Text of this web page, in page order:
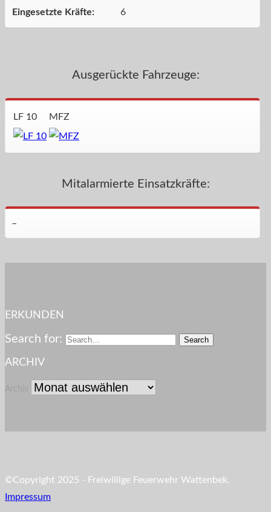
Eingesetzte Kräfte:
6
Ausgerückte Fahrzeuge:
LF 10 MFZ
Mitalarmierte Einsatzkräfte:
–
ERKUNDEN
Search for:
ARCHIV
©Copyright 2025 - Freiwillige Feuerwehr Wattenbek.
Impressum